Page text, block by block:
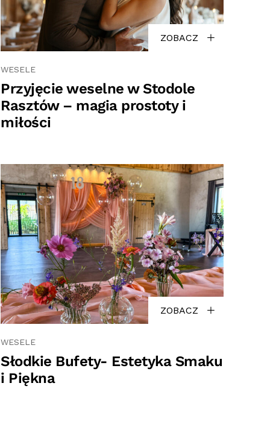
ZOBACZ
WESELE
Przyjęcie weselne w Stodole
Rasztów – magia prostoty i
miłości
ZOBACZ
WESELE
Słodkie Bufety- Estetyka Smaku
i Piękna